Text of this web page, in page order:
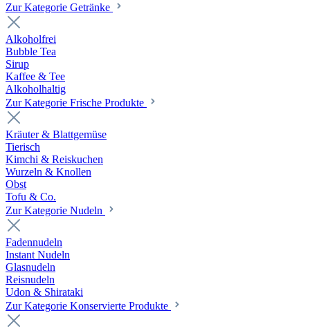
Zur Kategorie Getränke
Alkoholfrei
Bubble Tea
Sirup
Kaffee & Tee
Alkoholhaltig
Zur Kategorie Frische Produkte
Kräuter & Blattgemüse
Tierisch
Kimchi & Reiskuchen
Wurzeln & Knollen
Obst
Tofu & Co.
Zur Kategorie Nudeln
Fadennudeln
Instant Nudeln
Glasnudeln
Reisnudeln
Udon & Shirataki
Zur Kategorie Konservierte Produkte